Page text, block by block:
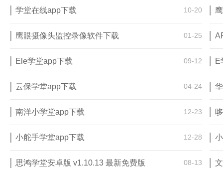
学堂在线app下载 10-20
鹰眼摄像头监控录像软件下载 01-25
Ele学堂app下载 09-12 E
云保学堂app下载 04-24
南洋小学堂app下载 12-23
小舵手学堂app下载 12-28
思鸿学堂安卓版 v1.10.13 最新免费版 08-13